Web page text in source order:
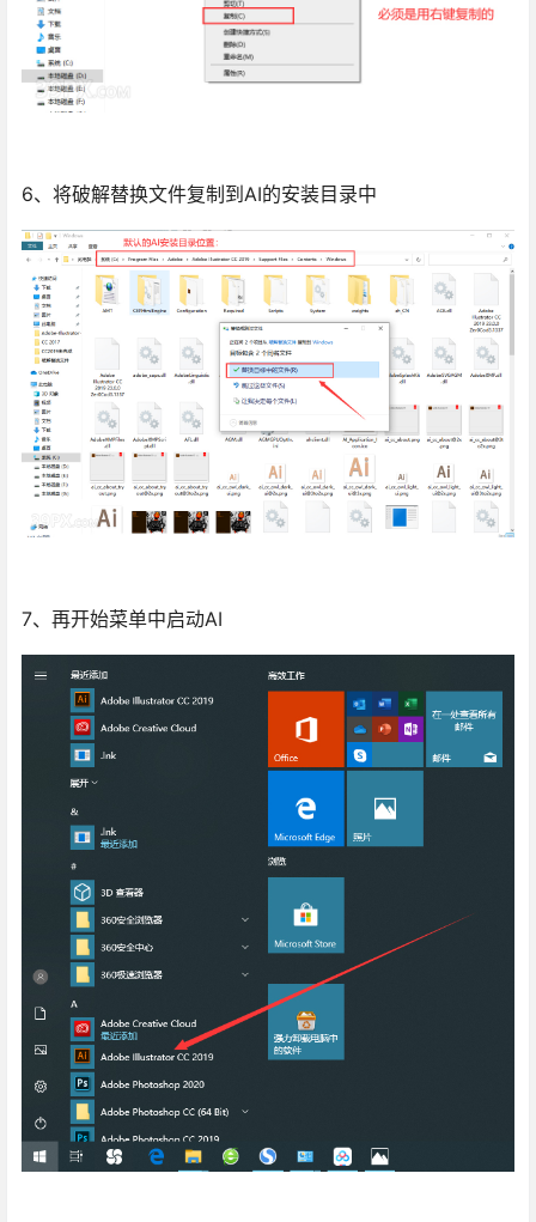
6、将破解替换文件复制到AI的安装目录中
7、再开始菜单中启动AI